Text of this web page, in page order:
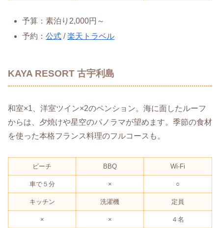
予算：素泊り2,000円～
予約：公式 /楽天トラベル
KAYA RESORT 古宇利島
和室×1、洋室ツイン×2のペンション。海に面したルーフ
からは、夕焼けや星空のパノラマが望めます。季節の食材
を使った本格フランス料理のフルコースも。
ビーチ BBQ Wi-Fi
車で５分 × ○
キッチン 洗濯機 定員
× × ４名